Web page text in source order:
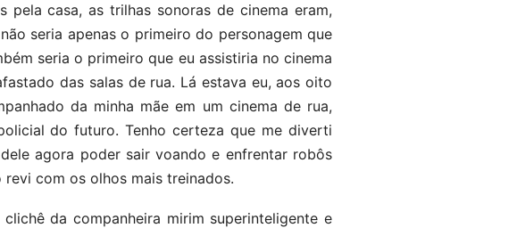
pela casa, as trilhas sonoras de cinema eram,
seria apenas o primeiro do personagem que
seria o primeiro que eu assistiria no cinema
das salas de rua. Lá estava eu, aos oito
da minha mãe em um cinema de rua,
do futuro. Tenho certeza que me diverti
agora poder sair voando e enfrentar robôs
com os olhos mais treinados.
da companheira mirim superinteligente e